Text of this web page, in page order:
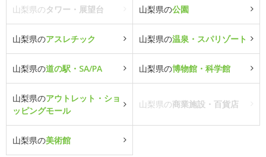
山梨県のタワー・展望台 山梨県の公園
山梨県のアスレチック 山梨県の温泉・スパリゾート
山梨県の道の駅・SA/PA 山梨県の博物館・科学館
山梨県のアウトレット・ショ
ッピングモール
山梨県の商業施設・百貨店
山梨県の美術館